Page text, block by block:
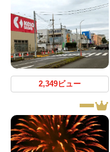
2,349ビュー